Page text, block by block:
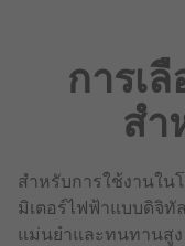
การเ
สำ
สำหรับการใช้งานใน
มิเตอร์ไฟฟ้าแบบดิจิทั
แม่นยำและทนทานสูง